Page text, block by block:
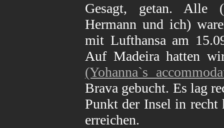
Gesagt, getan. Alle
Hermann und ich)
mit Lufthansa am
Auf Madeira hatten
(Yohanna`s
Brava gebucht. Es lag
Punkt der Insel in
erreichen.